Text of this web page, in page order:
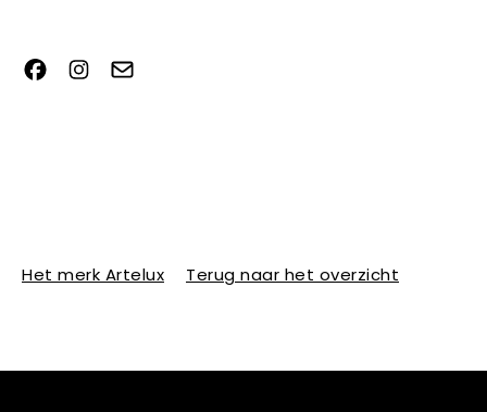
Het merk Artelux Terug naar het overzicht